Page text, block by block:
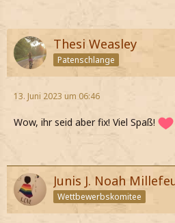
Jetzt Fanclub-
Thesi Weasley
Patenschlange
13. Juni 2023 um 06:46
Wow, ihr seid aber fix! Viel Spaß!
Junis J. Noah
Wettbewerbskomitee